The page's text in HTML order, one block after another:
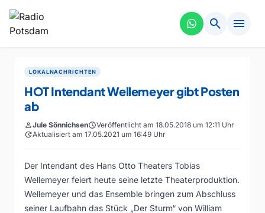
search menu
LOKALNACHRICHTEN
HOT Intendant Wellemeyer gibt Posten
ab
personJule SönnichsenscheduleVeröffentlicht am 18.05.2018 um 12:11 Uhr
updateAktualisiert am 17.05.2021 um 16:49 Uhr
Der Intendant des Hans Otto Theaters Tobias
Wellemeyer feiert heute seine letzte Theaterproduktion.
Wellemeyer und das Ensemble bringen zum Abschluss
seiner Laufbahn das Stück „Der Sturm“ von William